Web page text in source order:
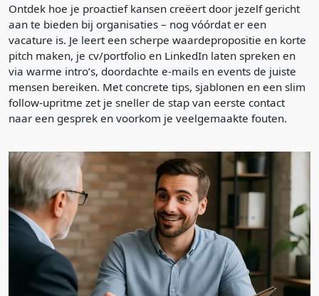
Ontdek hoe je proactief kansen creëert door jezelf gericht
aan te bieden bij organisaties – nog vóórdat er een
vacature is. Je leert een scherpe waardepropositie en korte
pitch maken, je cv/portfolio en LinkedIn laten spreken en
via warme intro’s, doordachte e-mails en events de juiste
mensen bereiken. Met concrete tips, sjablonen en een slim
follow-upritme zet je sneller de stap van eerste contact
naar een gesprek en voorkom je veelgemaakte fouten.